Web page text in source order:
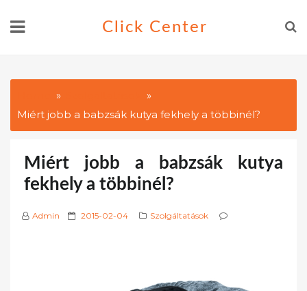
Click Center
Miért jobb a babzsák kutya fekhely a többinél?
Miért jobb a babzsák kutya
fekhely a többinél?
Admin
P 2015-02-04 Szolgáltatások